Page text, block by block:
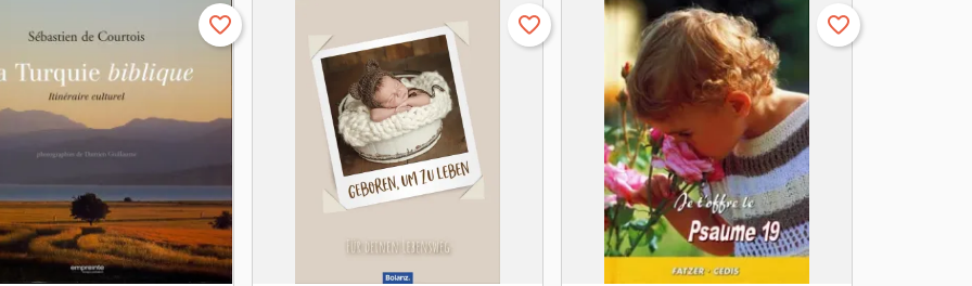
favorite_border favorite_border favorite_border